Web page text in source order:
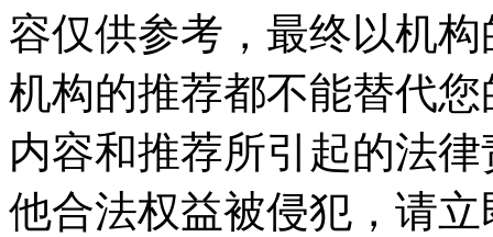
容仅供参考，最终以机
机构的推荐都不能替代
内容和推荐所引起的法
他合法权益被侵犯，请